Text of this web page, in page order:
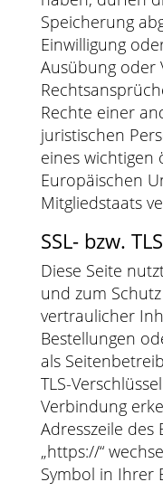
Speicherung
Einwilligung
Ausübung oder
Rechte einer
juristischen
eines wichtigen
Europäischen
Mitgliedstaats
SSL- bzw.
Diese Seite
und zum
vertraulicher
Bestellungen
als
TLS-
Verbindung
Adresszeile des
„https://“
Symbol in Ihrer